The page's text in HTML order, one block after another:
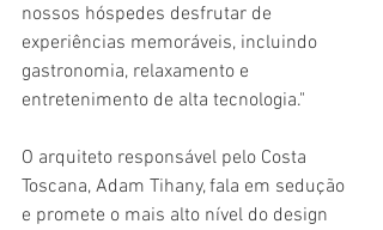
nossos hóspedes desfrutar de
experiências memoráveis, incluindo
gastronomia, relaxamento e
entretenimento de alta tecnologia."
O arquiteto responsável pelo Costa
Toscana, Adam Tihany, fala em sedução
e promete o mais alto nível do design